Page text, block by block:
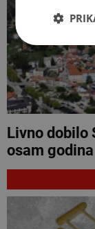
Livno dobilo
osam godina